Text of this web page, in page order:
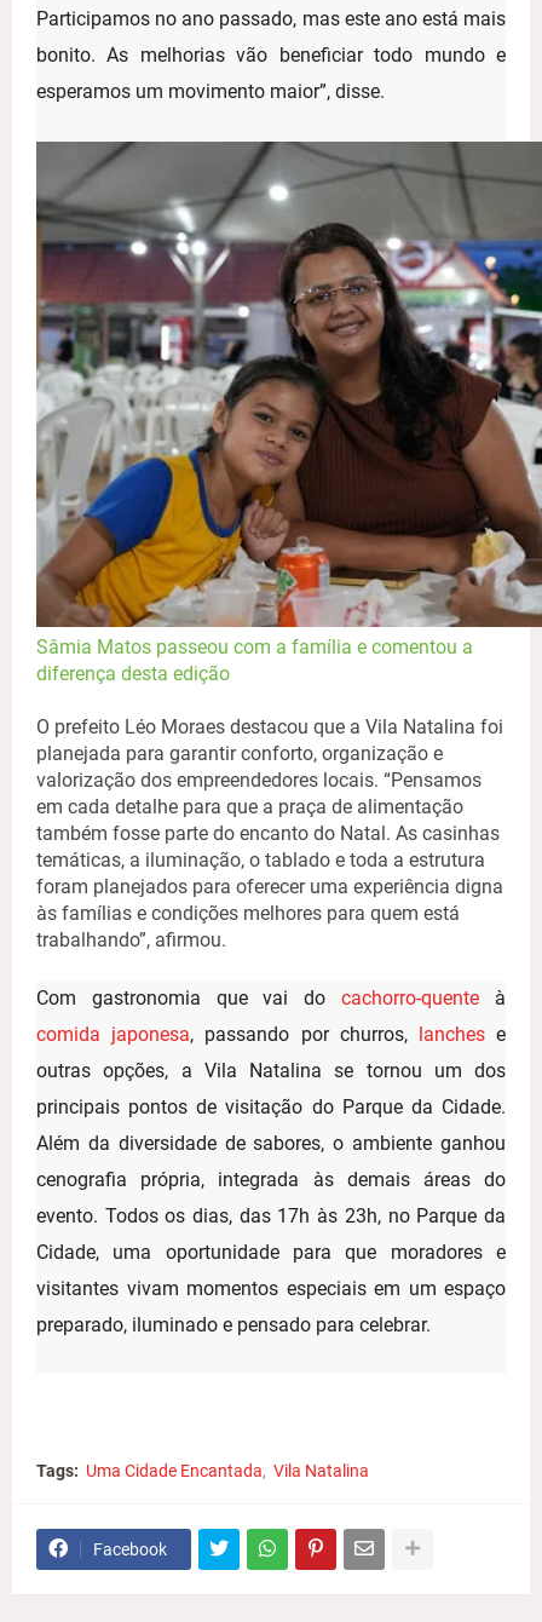
Participamos no ano passado, mas este ano está mais
bonito. As melhorias vão beneficiar todo mundo e
esperamos um movimento maior”, disse.
Sâmia Matos passeou com a família e comentou a
diferença desta edição
O prefeito Léo Moraes destacou que a Vila Natalina foi
planejada para garantir conforto, organização e
valorização dos empreendedores locais. “Pensamos
em cada detalhe para que a praça de alimentação
também fosse parte do encanto do Natal. As casinhas
temáticas, a iluminação, o tablado e toda a estrutura
foram planejados para oferecer uma experiência digna
às famílias e condições melhores para quem está
trabalhando”, afirmou.
Com gastronomia que vai docachorro-quente à
comida japonesa, passando por churros, lanchese
outras opções, a Vila Natalina se tornou um dos
principais pontos de visitação do Parque da Cidade.
Além da diversidade de sabores, o ambiente ganhou
cenografia própria, integrada às demais áreas do
evento. Todos os dias, das 17h às 23h, no Parque da
Cidade, uma oportunidade para que moradores e
visitantes vivam momentos especiais em um espaço
preparado, iluminado e pensado para celebrar.
Tags: Uma Cidade Encantada Vila Natalina
Facebook